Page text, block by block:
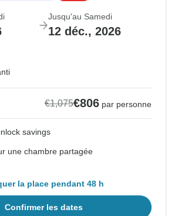
Jusqu'au Samedi
12 déc., 2026
€1,075€806 par personne
savings
une chambre partagée
la place pendant 48 h
Confirmer les dates